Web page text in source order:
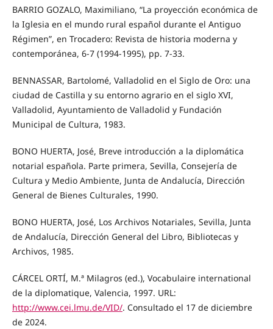
BARRIO GOZALO, Maximiliano, “La proyección económica de
la Iglesia en el mundo rural español durante el Antiguo
Régimen”, en Trocadero: Revista de historia moderna y
contemporánea, 6-7 (1994-1995), pp. 7-33.
BENNASSAR, Bartolomé, Valladolid en el Siglo de Oro: una
ciudad de Castilla y su entorno agrario en el siglo XVI,
Valladolid, Ayuntamiento de Valladolid y Fundación
Municipal de Cultura, 1983.
BONO HUERTA, José, Breve introducción a la diplomática
notarial española. Parte primera, Sevilla, Consejería de
Cultura y Medio Ambiente, Junta de Andalucía, Dirección
General de Bienes Culturales, 1990.
BONO HUERTA, José, Los Archivos Notariales, Sevilla, Junta
de Andalucía, Dirección General del Libro, Bibliotecas y
Archivos, 1985.
CÁRCEL ORTÍ, M.ª Milagros (ed.), Vocabulaire international
de la diplomatique, Valencia, 1997. URL:
http://www.cei.lmu.de/VID/. Consultado el 17 de diciembre
de 2024.